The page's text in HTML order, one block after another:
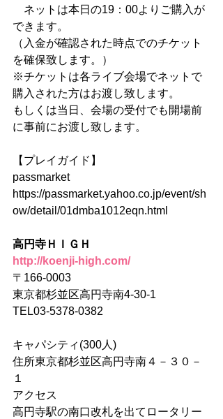
ネットは本日の19：00よりご購入が
できます。
（入金が確認された時点でのチケット
を確保致します。）
※チケットは各ライブ会場でネットで
購入された方はお渡し致します。
もしくは当日、会場の受付でも開場前
に事前にお渡し致します。
【プレイガイド】
passmarket
https://passmarket.yahoo.co.jp/event/sh
ow/detail/01dmba1012eqn.html
高円寺ＨＩＧＨ
http://koenji-high.com/
〒166-0003
東京都杉並区高円寺南4-30-1
TEL03-5378-0382
キャパシティ(300人)
住所東京都杉並区高円寺南４－３０－
１
アクセス
高円寺駅の南口改札を出てロータリー